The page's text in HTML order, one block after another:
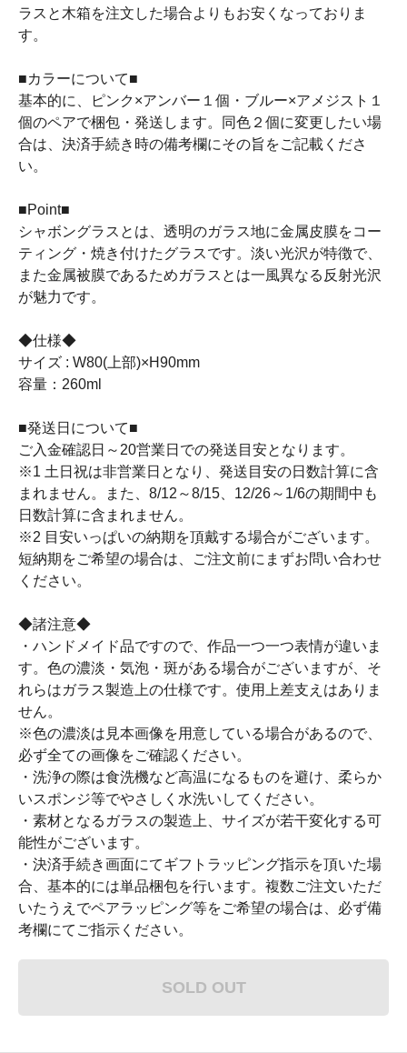
ラスと木箱を注文した場合よりもお安くなっておりま
す。
■カラーについて■
基本的に、ピンク×アンバー１個・ブルー×アメジスト１
個のペアで梱包・発送します。同色２個に変更したい場
合は、決済手続き時の備考欄にその旨をご記載くださ
い。
■Point■
シャボングラスとは、透明のガラス地に金属皮膜をコー
ティング・焼き付けたグラスです。淡い光沢が特徴で、
また金属被膜であるためガラスとは一風異なる反射光沢
が魅力です。
◆仕様◆
サイズ : W80(上部)×H90mm
容量：260ml
■発送日について■
ご入金確認日～20営業日での発送目安となります。
※1 土日祝は非営業日となり、発送目安の日数計算に含
まれません。また、8/12～8/15、12/26～1/6の期間中も
日数計算に含まれません。
※2 目安いっぱいの納期を頂戴する場合がございます。
短納期をご希望の場合は、ご注文前にまずお問い合わせ
ください。
◆諸注意◆
・ハンドメイド品ですので、作品一つ一つ表情が違いま
す。色の濃淡・気泡・斑がある場合がございますが、そ
れらはガラス製造上の仕様です。使用上差支えはありま
せん。
※色の濃淡は見本画像を用意している場合があるので、
必ず全ての画像をご確認ください。
・洗浄の際は食洗機など高温になるものを避け、柔らか
いスポンジ等でやさしく水洗いしてください。
・素材となるガラスの製造上、サイズが若干変化する可
能性がございます。
・決済手続き画面にてギフトラッピング指示を頂いた場
合、基本的には単品梱包を行います。複数ご注文いただ
いたうえでペアラッピング等をご希望の場合は、必ず備
考欄にてご指示ください。
SOLD OUT